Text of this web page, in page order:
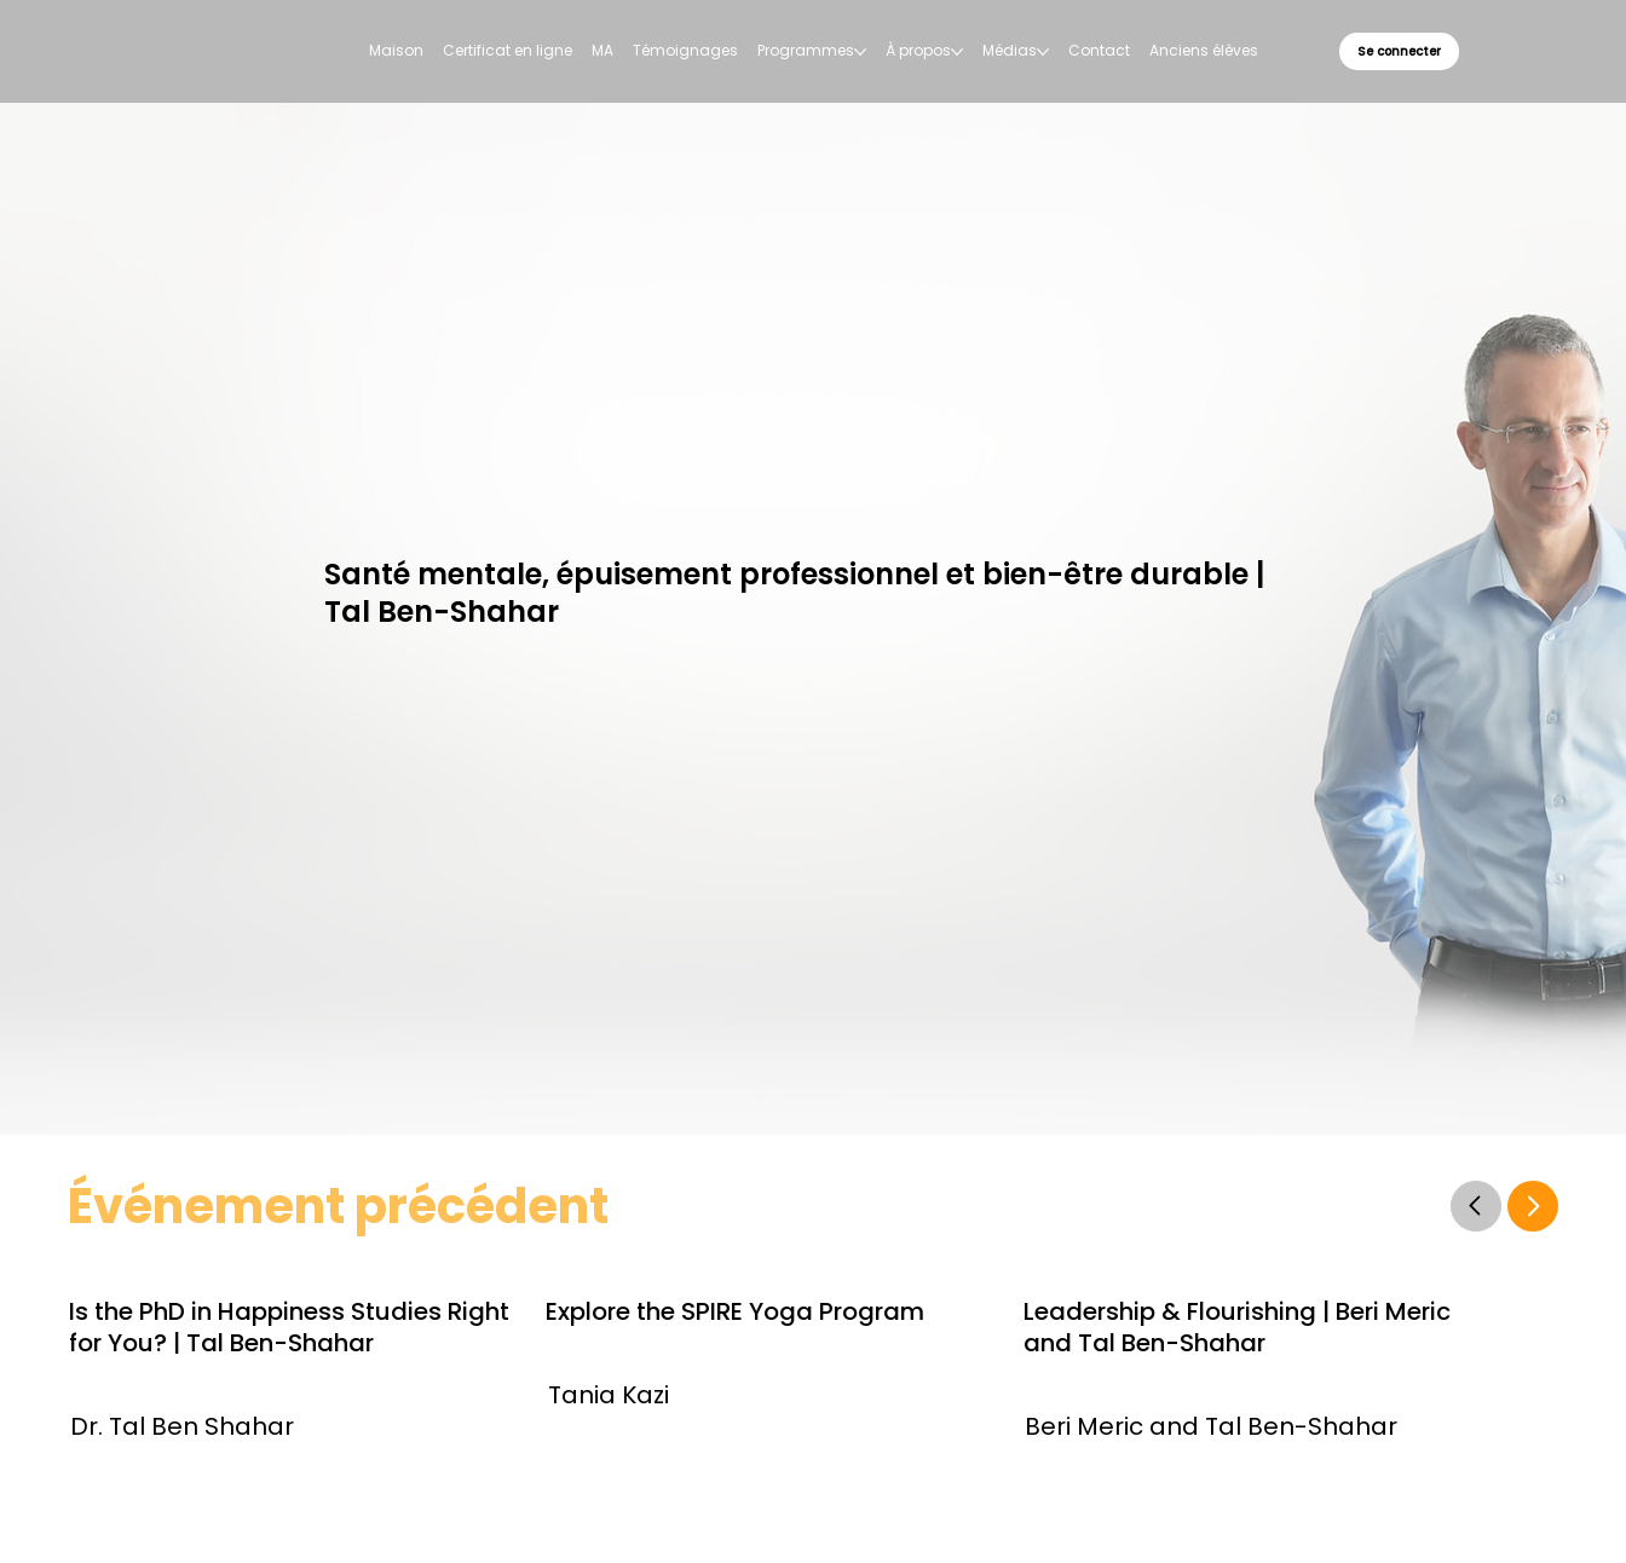
Maison Certificat en ligne MA Témoignages Programmes À propos Médias Contact Anciens élèves Se connecter
Santé mentale, épuisement professionnel et bien-être durable |
Tal Ben-Shahar
Événement précédent
Is the PhD in Happiness Studies Right
for You? | Tal Ben-Shahar
Dr. Tal Ben Shahar
Explore the SPIRE Yoga Program
Tania Kazi
Leadership & Flourishing | Beri Meric
and Tal Ben-Shahar
Beri Meric and Tal Ben-Shahar